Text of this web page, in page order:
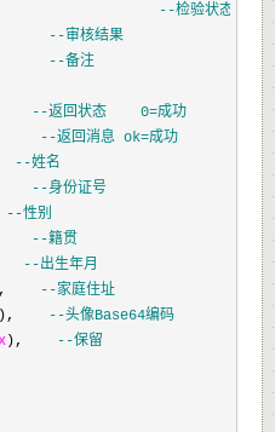
--检验状态 0=
--审核结果
--备注
--返回状态    0=成功
--返回消息 ok=成功
--姓名
--身份证号
--性别
--籍贯
--出生年月
--家庭住址
), --头像Base64编码
), --保留